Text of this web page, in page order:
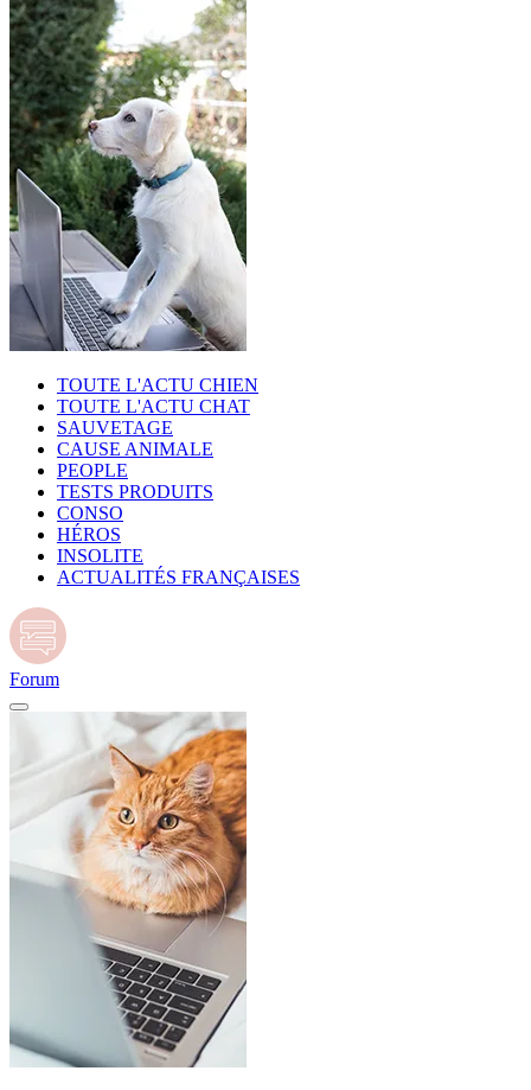
TOUTE L'ACTU CHIEN
TOUTE L'ACTU CHAT
SAUVETAGE
CAUSE ANIMALE
PEOPLE
TESTS PRODUITS
CONSO
HÉROS
INSOLITE
ACTUALITÉS FRANÇAISES
Forum